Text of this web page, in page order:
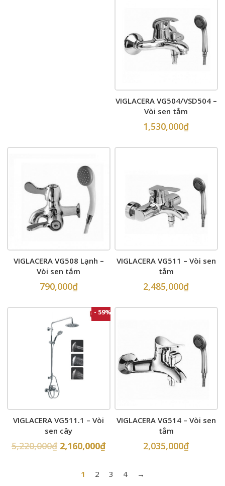
VIGLACERA VG504/VSD504 –
Vòi sen tắm
1,530,000₫
VIGLACERA VG508 Lạnh –
Vòi sen tắm
790,000₫
VIGLACERA VG511 – Vòi sen
tắm
2,485,000₫
- 59%
VIGLACERA VG511.1 – Vòi
sen cây
5,220,000₫ 2,160,000₫
VIGLACERA VG514 – Vòi sen
tắm
2,035,000₫
1 2 3 4 →